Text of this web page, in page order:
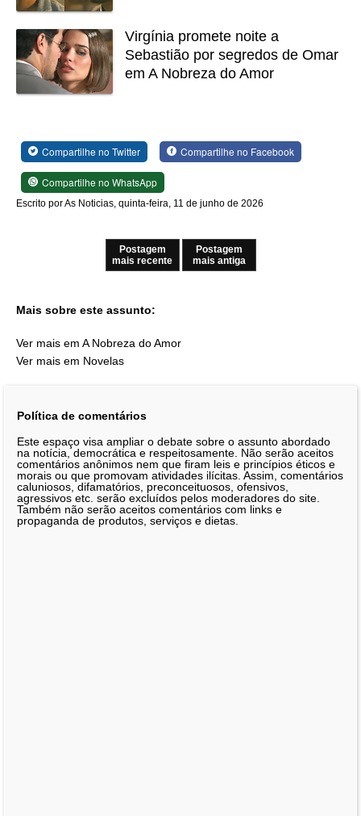
Virgínia promete noite a
Sebastião por segredos de Omar
em A Nobreza do Amor
Compartilhe no Twitter Compartilhe no Facebook
Compartilhe no WhatsApp
Escrito por As Noticias, quinta-feira, 11 de junho de 2026
Postagem
mais recente
Postagem
mais antiga
Mais sobre este assunto:
Ver mais em A Nobreza do Amor
Ver mais em Novelas
Política de comentários
Este espaço visa ampliar o debate sobre o assunto abordado
na notícia, democrática e respeitosamente. Não serão aceitos
comentários anônimos nem que firam leis e princípios éticos e
morais ou que promovam atividades ilícitas. Assim, comentários
caluniosos, difamatórios, preconceituosos, ofensivos,
agressivos etc. serão excluídos pelos moderadores do site.
Também não serão aceitos comentários com links e
propaganda de produtos, serviços e dietas.